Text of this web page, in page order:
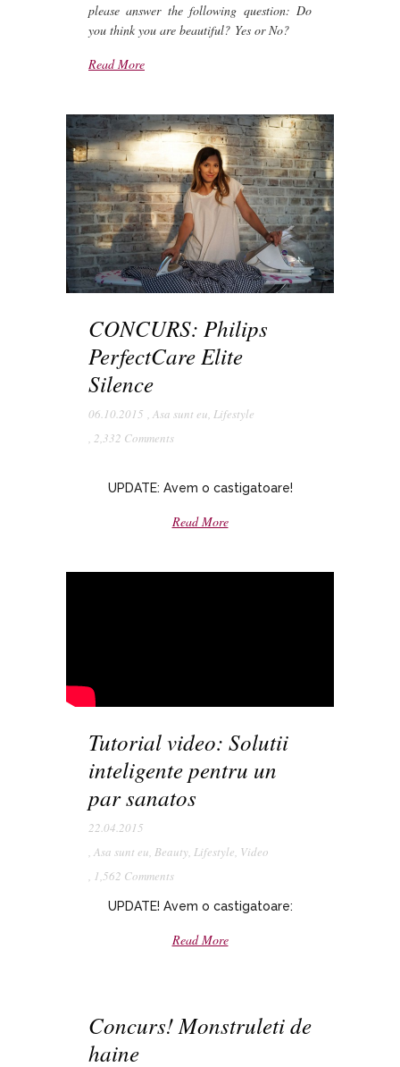
please answer the following question: Do
you think you are beautiful? Yes orNo?
Read More
CONCURS: Philips
PerfectCare Elite
Silence
06.10.2015 Asa sunt eu Lifestyle
2,332 Comments
UPDATE: Avem o castigatoare!
Read More
Tutorial video: Solutii
inteligente pentru un
par sanatos
22.04.2015
Asa sunt eu Beauty Lifestyle Video
1,562 Comments
UPDATE! Avem o castigatoare:
Read More
Concurs! Monstruleti de
haine